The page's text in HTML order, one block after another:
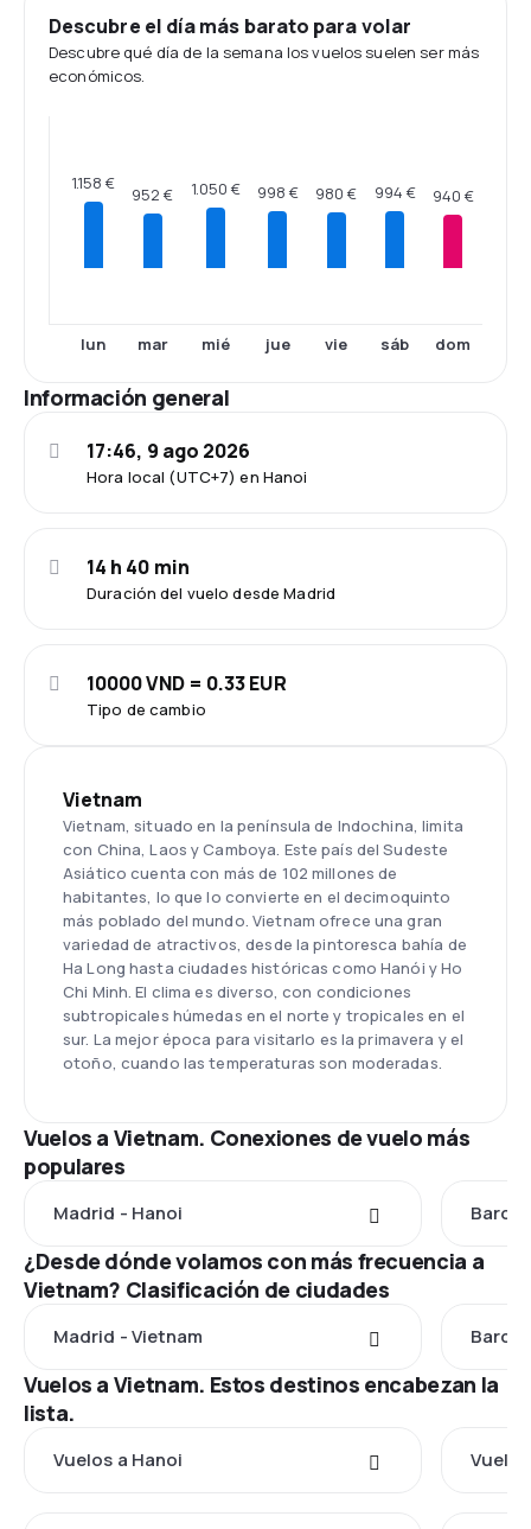
Descubre el día más barato para volar
Descubre qué día de la semana los vuelos suelen ser más
económicos.
1.158 €
lun
952 €
mar
1.050 €
mié
998 €
jue
980 €
vie
994 €
sáb
940 €
dom
Información general
Hora local (UTC+7) en Hanoi
17:46, 9 ago 2026
Duración del vuelo desde Madrid
14 h 40 min
Tipo de cambio
10000 VND = 0.33 EUR
Vietnam
Vietnam, situado en la península de Indochina, limita
con China, Laos y Camboya. Este país del Sudeste
Asiático cuenta con más de 102 millones de
habitantes, lo que lo convierte en el decimoquinto
más poblado del mundo. Vietnam ofrece una gran
variedad de atractivos, desde la pintoresca bahía de
Ha Long hasta ciudades históricas como Hanói y Ho
Chi Minh. El clima es diverso, con condiciones
subtropicales húmedas en el norte y tropicales en el
sur. La mejor época para visitarlo es la primavera y el
otoño, cuando las temperaturas son moderadas.
Vuelos a Vietnam. Conexiones de vuelo más
populares
Madrid - Hanoi
¿Desde dónde volamos con más frecuencia a
Vietnam? Clasificación de ciudades
Madrid - Vietnam
Vuelos a Vietnam. Estos destinos encabezan la
lista.
Vuelos a Hanoi